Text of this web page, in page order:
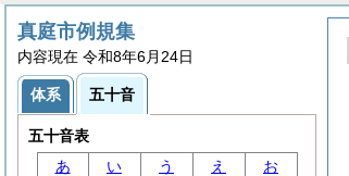
真庭市例規集
内容現在 令和8年6月24日
体系 五十音
五十音表
あ
い う え
お